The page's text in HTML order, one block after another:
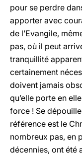
pour se perdre
apporter avec
de l’Evangile,
pas, où il peut
tranquillité
certainement
doivent jamais
qu’elle porte en
force ! Se
référence est le
nombreux pas, en
décennies, ont été